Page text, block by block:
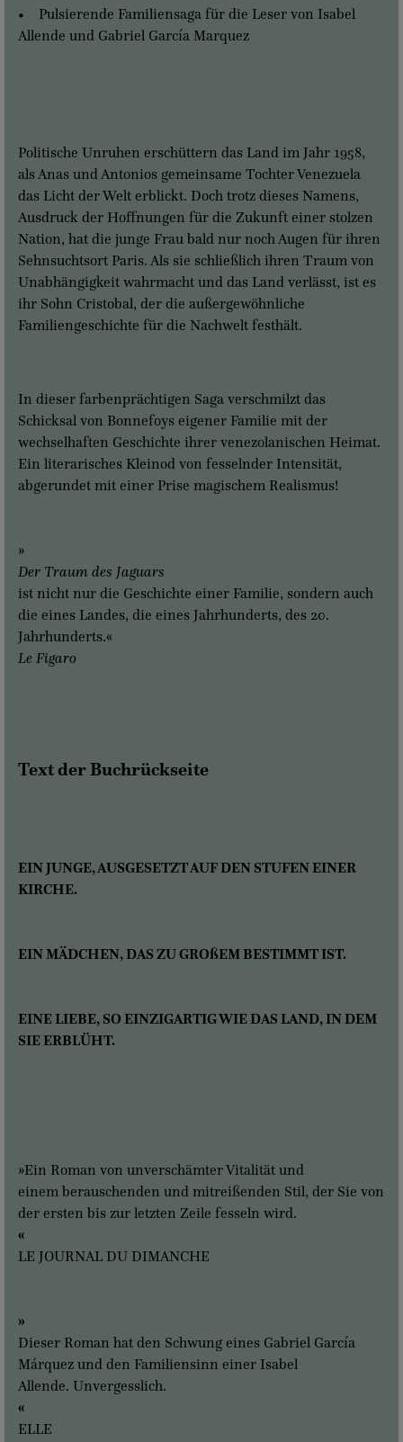
• Pulsierende Familiensaga für die Leser von Isabel
Allende und Gabriel García Marquez
Politische Unruhen erschüttern das Land im Jahr 1958,
als Anas und Antonios gemeinsame Tochter Venezuela
das Licht der Welt erblickt. Doch trotz dieses Namens,
Ausdruck der Hoffnungen für die Zukunft einer stolzen
Nation, hat die junge Frau bald nur noch Augen für ihren
Sehnsuchtsort Paris. Als sie schließlich ihren Traum von
Unabhängigkeit wahrmacht und das Land verlässt, ist es
ihr Sohn Cristobal, der die außergewöhnliche
Familiengeschichte für die Nachwelt festhält.
In dieser farbenprächtigen Saga verschmilzt das
Schicksal von Bonnefoys eigener Familie mit der
wechselhaften Geschichte ihrer venezolanischen Heimat.
Ein literarisches Kleinod von fesselnder Intensität,
abgerundet mit einer Prise magischem Realismus!
»
Der Traum des Jaguars
ist nicht nur die Geschichte einer Familie, sondern auch
die eines Landes, die eines Jahrhunderts, des 20.
Jahrhunderts.«
Le Figaro
Text der Buchrückseite
EIN JUNGE, AUSGESETZT AUF DEN STUFEN EINER
KIRCHE.
EIN MÄDCHEN, DAS ZU GROßEM BESTIMMT IST.
EINE LIEBE, SO EINZIGARTIG WIE DAS LAND, IN DEM
SIE ERBLÜHT.
»Ein Roman von unverschämter Vitalität und
einem berauschenden und mitreißenden Stil, der Sie von
der ersten bis zur letzten Zeile fesseln wird.
«
LE JOURNAL DU DIMANCHE
»
Dieser Roman hat den Schwung eines Gabriel García
Márquez und den Familiensinn einer Isabel
Allende. Unvergesslich.
«
ELLE